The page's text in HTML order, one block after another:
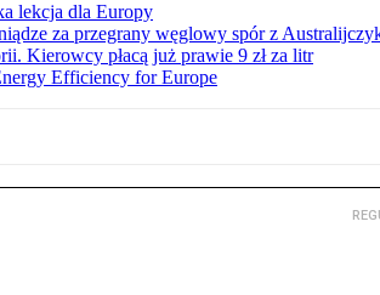
lekcja dla Europy
za przegrany węglowy spór z
Kierowcy płacą już prawie 9 zł za litr
Efficiency for Europe